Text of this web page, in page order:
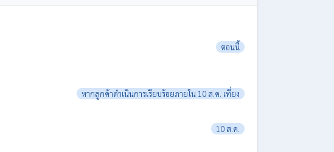
ตอนนี้
หากลูกค้าดำเนินการเรียบร้อยภายใน 10 ส.ค. เที่ยง
10 ส.ค.